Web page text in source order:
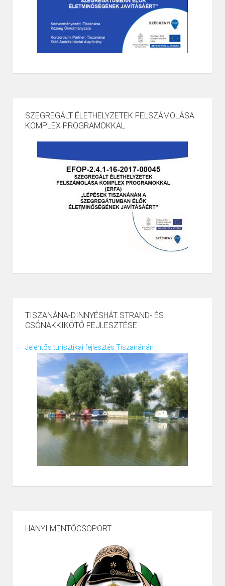
SZEGREGÁLT ÉLETHELYZETEK FELSZÁMOLÁSA
KOMPLEX PROGRAMOKKAL
TISZANÁNA-DINNYÉSHÁT STRAND- ÉS
CSÓNAKKIKÖTŐ FEJLESZTÉSE
Jelentős turisztikai fejlesztés Tiszanánán
HANYI MENTŐCSOPORT